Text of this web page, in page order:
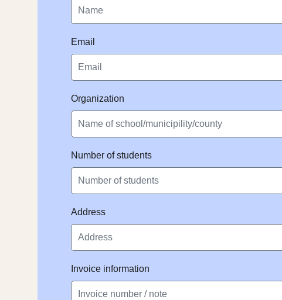
Email
Organization
Number of students
Address
Invoice information